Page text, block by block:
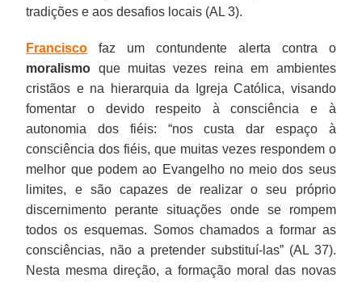
tradições e aos desafios locais (AL 3).
Francisco faz um contundente alerta contra o
moralismo que muitas vezes reina em ambientes
cristãos e na hierarquia da Igreja Católica, visando
fomentar o devido respeito à consciência e à
autonomia dos fiéis: “nos custa dar espaço à
consciência dos fiéis, que muitas vezes respondem o
melhor que podem ao Evangelho no meio dos seus
limites, e são capazes de realizar o seu próprio
discernimento perante situações onde se rompem
todos os esquemas. Somos chamados a formar as
consciências, não a pretender substituí-las” (AL 37).
Nesta mesma direção, a formação moral das novas